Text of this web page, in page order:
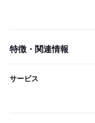
特徴・関連情報
サービス